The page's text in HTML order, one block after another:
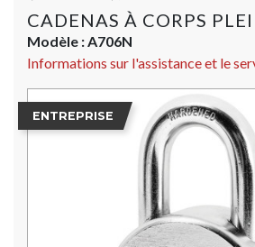
CADENAS À CORPS
Modèle :A706N
Informations sur l'assistance et le
ENTREPRISE